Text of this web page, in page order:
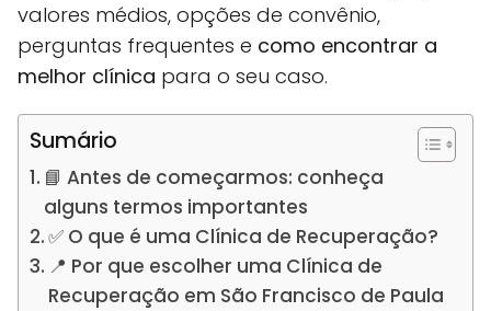
valores médios, opções de convênio,
perguntas frequentes e como encontrar a
melhor clínica para o seu caso.
Sumário
📘 Antes de começarmos: conheça
alguns termos importantes
✅ O que é uma Clínica de Recuperação?
📍 Por que escolher uma Clínica de
Recuperação em São Francisco de Paula